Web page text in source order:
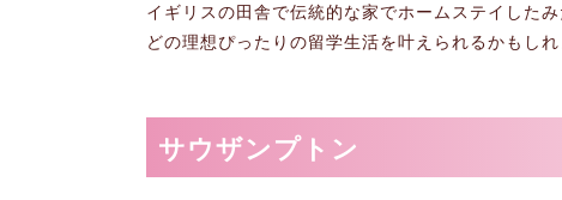
イギリスの田舎で伝統的な家でホームステイした
どの理想ぴったりの留学生活を叶えられるかもしれ
サウザンプトン